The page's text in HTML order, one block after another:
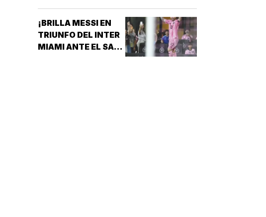
ANTE LOS PERICOS DE PUEBLA EN EL
SEGUNDO JUEGO DE LA ÚLTIMA SERIE
DE LA TEMPORADA REGULAR EN EL
ESTADIO HERMANOS SERDÁN, CON LO
QUE LOS POBLANOS…
¡BRILLA MESSI EN
TRIUNFO DEL INTER
MIAMI ANTE EL SAN